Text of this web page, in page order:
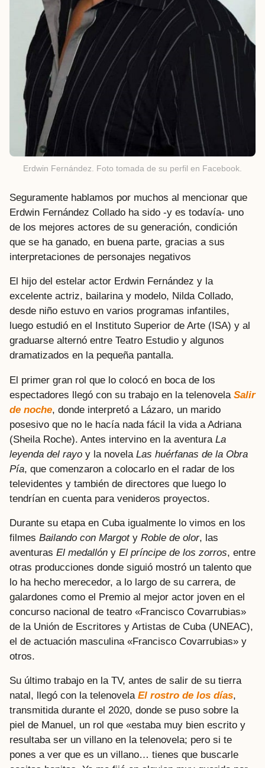
Erdwin Fernández. Foto tomada de su perfil en Facebook.
Seguramente hablamos por muchos al mencionar que
Erdwin Fernández Collado ha sido -y es todavía- uno
de los mejores actores de su generación, condición
que se ha ganado, en buena parte, gracias a sus
interpretaciones de personajes negativos
El hijo del estelar actor Erdwin Fernández y la
excelente actriz, bailarina y modelo, Nilda Collado,
desde niño estuvo en varios programas infantiles,
luego estudió en el Instituto Superior de Arte (ISA) y al
graduarse alternó entre Teatro Estudio y algunos
dramatizados en la pequeña pantalla.
El primer gran rol que lo colocó en boca de los
espectadores llegó con su trabajo en la telenovela Salir
de noche, donde interpretó a Lázaro, un marido
posesivo que no le hacía nada fácil la vida a Adriana
(Sheila Roche). Antes intervino en la aventura La
leyenda del rayo y la novela Las huérfanas de la Obra
Pía, que comenzaron a colocarlo en el radar de los
televidentes y también de directores que luego lo
tendrían en cuenta para venideros proyectos.
Durante su etapa en Cuba igualmente lo vimos en los
filmes Bailando con Margoty Roble de olor, las
aventuras El medallón y El príncipe de los zorros, entre
otras producciones donde siguió mostró un talento que
lo ha hecho merecedor, a lo largo de su carrera, de
galardones como el Premio al mejor actor joven en el
concurso nacional de teatro «Francisco Covarrubias»
de la Unión de Escritores y Artistas de Cuba (UNEAC),
el de actuación masculina «Francisco Covarrubias» y
otros.
Su último trabajo en la TV, antes de salir de su tierra
natal, llegó con la telenovela El rostro de los días,
transmitida durante el 2020, donde se puso sobre la
piel de Manuel, un rol que «estaba muy bien escrito y
resultaba ser un villano en la telenovela; pero si te
pones a ver que es un villano… tienes que buscarle